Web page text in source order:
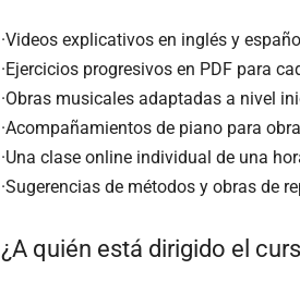
·Videos explicativos en inglés y
·Ejercicios progresivos en PDF para
·Obras musicales adaptadas a nivel
·Acompañamientos de piano para
·Una clase online individual de una
·Sugerencias de métodos y obras de
¿A quién está dirigido el